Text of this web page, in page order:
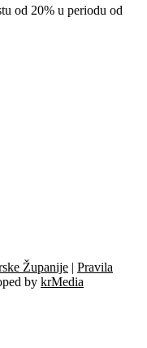
od 20% u periodu od
Županije | Pravila
by krMedia